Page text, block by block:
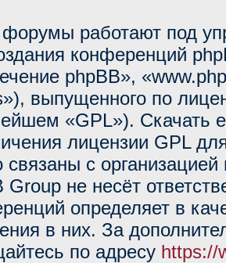
работают под
конференций
phpBB»,
выпущенного по
«GPL»). Скачать
лицензии GPL
связаны с
Group не несёт
определяет в
в них. За
по адресу https://